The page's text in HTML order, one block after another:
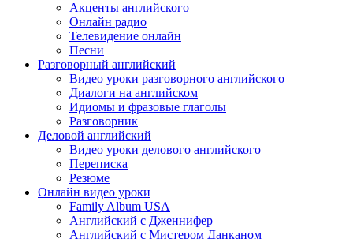
Акценты английского
Онлайн радио
Телевидение онлайн
Песни
Разговорный английский
Видео уроки разговорного английского
Диалоги на английском
Идиомы и фразовые глаголы
Разговорник
Деловой английский
Видео уроки делового английского
Переписка
Резюме
Онлайн видео уроки
Family Album USA
Английский с Дженнифер
Английский с Мистером Данканом